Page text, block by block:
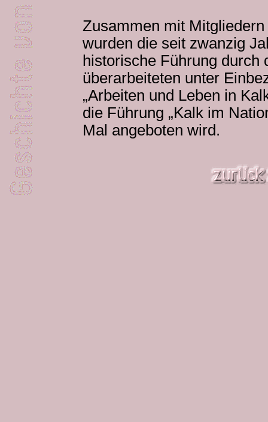
Zusammen mit
wurden die seit zwanzig
historische Führung durch
überarbeiteten unter
„Arbeiten und Leben in
die Führung „Kalk im
Mal angeboten wird.